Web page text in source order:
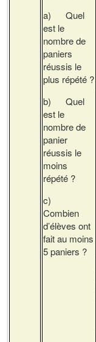
a) Quel
est le
nombre de
paniers
réussis le
plus répété ?
b) Quel
est le
nombre de
panier
réussis le
moins
répété ?
c)
Combien
d’élèves ont
fait au moins
5 paniers ?